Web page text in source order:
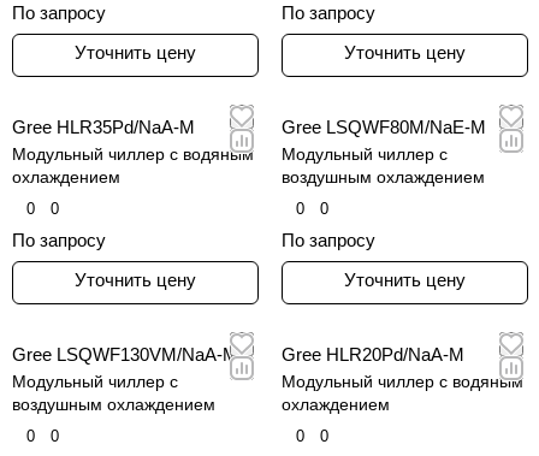
По запросу
Уточнить цену
По запросу
Уточнить цену
Gree HLR35Pd/NaA-M
Модульный чиллер c водяным
охлаждением
0 0
По запросу
Уточнить цену
Gree LSQWF80M/NaE-M
Модульный чиллер c
воздушным охлаждением
0 0
По запросу
Уточнить цену
Gree LSQWF130VM/NaA-M
Модульный чиллер c
воздушным охлаждением
0 0
Gree HLR20Pd/NaA-M
Модульный чиллер c водяным
охлаждением
0 0